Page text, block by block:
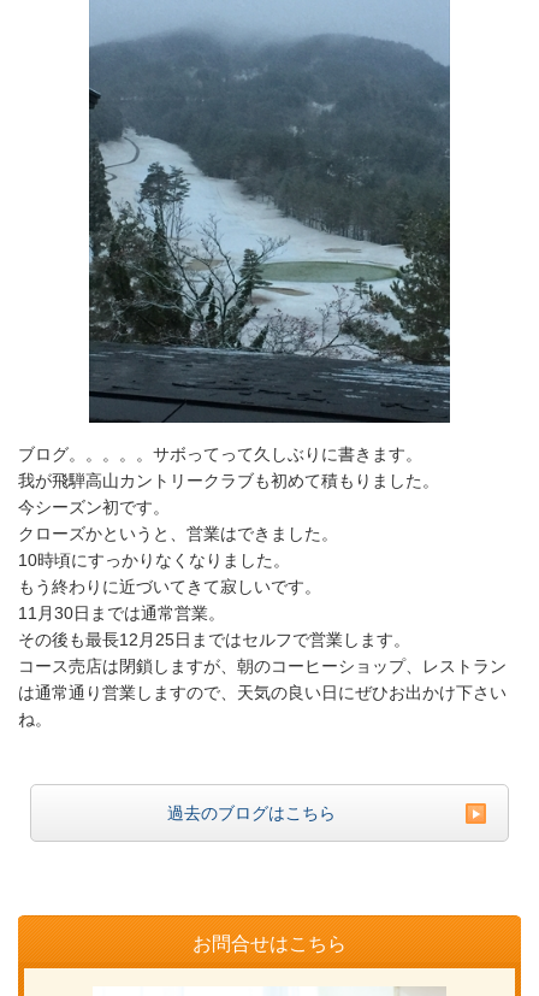
ブログ。。。。。サボってって久しぶりに書きます。
我が飛騨高山カントリークラブも初めて積もりました。
今シーズン初です。
クローズかというと、営業はできました。
10時頃にすっかりなくなりました。
もう終わりに近づいてきて寂しいです。
11月30日までは通常営業。
その後も最長12月25日まではセルフで営業します。
コース売店は閉鎖しますが、朝のコーヒーショップ、レストラン
は通常通り営業しますので、天気の良い日にぜひお出かけ下さい
ね。
過去のブログはこちら
お問合せはこちら